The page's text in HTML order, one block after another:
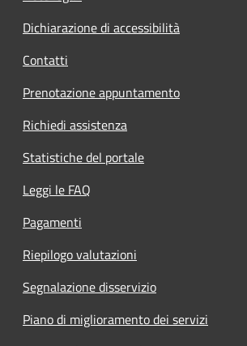
Dichiarazione di accessibilità
Contatti
Prenotazione appuntamento
Richiedi assistenza
Statistiche del portale
Leggi le FAQ
Pagamenti
Riepilogo valutazioni
Segnalazione disservizio
Piano di miglioramento dei servizi